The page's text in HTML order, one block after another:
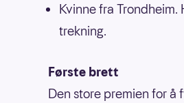
Kvinne fra
trekning.
Første brett
Den store premien for å